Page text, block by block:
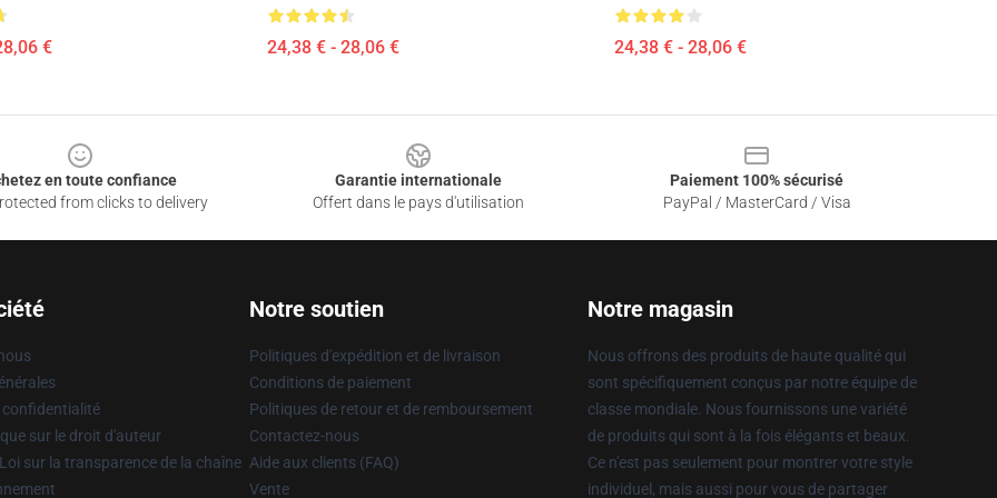
€ 24,38 € - 28,06 € 24,38 € - 28,06 €
en toute confiance
from clicks to delivery
Garantie internationale
Offert dans le pays d'utilisation
Paiement 100% sécurisé
PayPal / MasterCard / Visa
confidentialité
sur le droit d'auteur
sur la transparence de la chaîne
Notre soutien
Politiques d'expédition et de livraison
Conditions de paiement
Politiques de retour et de remboursement
Contactez-nous
Aide aux clients (FAQ)
Vente
Notre magasin
Nous offrons des produits de haute qualité qui
sont spécifiquement conçus par notre équipe de
classe mondiale. Nous fournissons une variété
de produits qui sont à la fois élégants et beaux.
Ce n'est pas seulement pour montrer votre style
individuel, mais aussi pour vous de partager